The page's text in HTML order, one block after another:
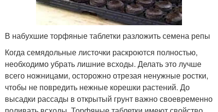
В набухшие торфяные таблетки разложить семена репы
Когда семядольные листочки раскроются полностью,
необходимо убрать лишние всходы. Делать это лучше
всего ножницами, осторожно отрезая ненужные ростки,
чтобы не повредить нежные корешки растений. До
высадки рассады в открытый грунт важно своевременно